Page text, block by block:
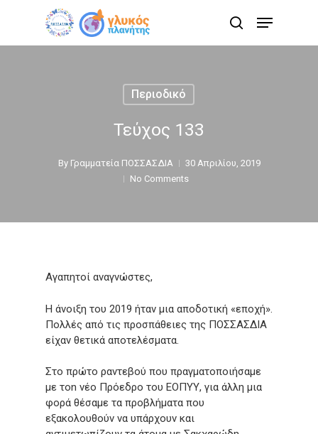
search
Menu
Περιοδικό
Τεύχος 133
By Γραμματεία ΠΟΣΣΑΣΔΙΑ
30 Απριλίου, 2019
No Comments
Αγαπητοί αναγνώστες,
Η άνοιξη του 2019 ήταν μια αποδοτική «εποχή».
Πολλές από τις προσπάθειες της ΠΟΣΣΑΣΔΙΑ
είχαν θετικά αποτελέσματα.
Στο πρώτο ραντεβού που πραγματοποιήσαμε
με τοn νέο Πρόεδρο του ΕΟΠΥΥ, για άλλη μια
φορά θέσαμε τα προβλήματα που
εξακολουθούν να υπάρχουν και